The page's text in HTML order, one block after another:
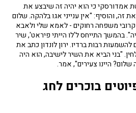
אמדורסקי כי הוא יהיה זה שיבצע את
והוסיף: "אין ענייני אגו בלהקה. שלום
קרובי משפחה רחוקים - לאמא שלי ולאבא
בהמשך התייחס ל'לו הייתי פיראט', שיר
רבות ברדיו. ירון לונדון כתב את
"בני הביא את השיר לישיבה, הוא היה
שלום? היינו צעירים", אמר.
בוכרים לחג